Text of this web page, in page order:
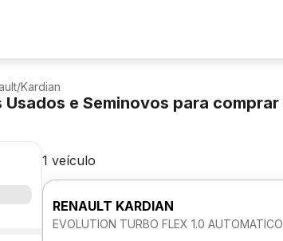
/Kardian
e Seminovos para comprar
1 veículo
RENAULT KARDIAN
EVOLUTION TURBO FLEX 1.0 AUTOMATICO